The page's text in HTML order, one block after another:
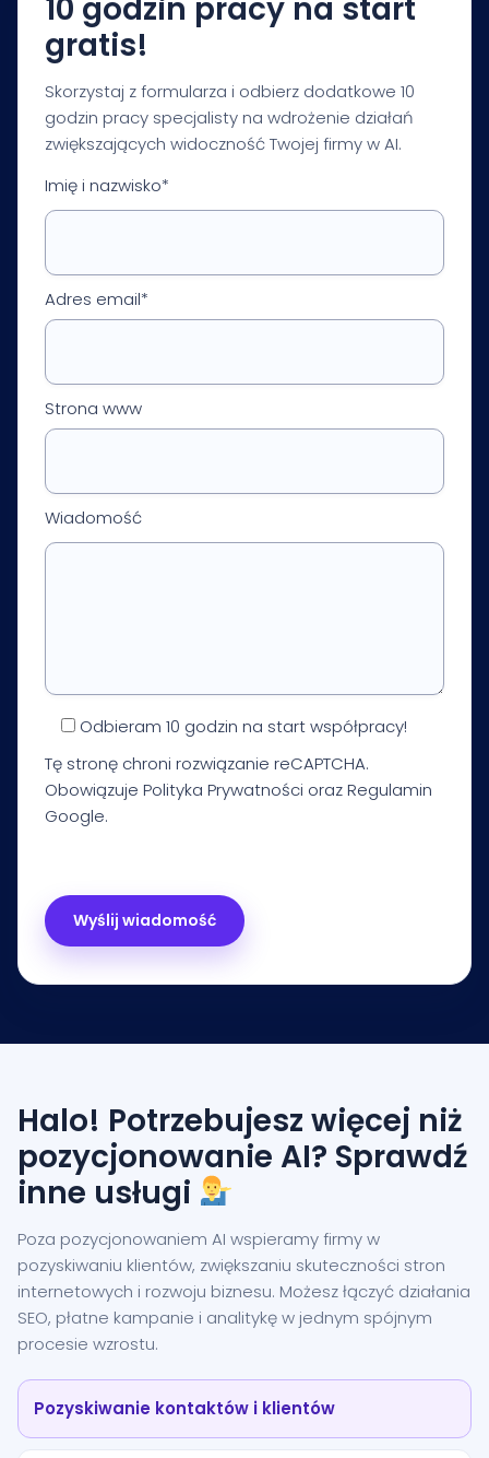
10 godzin pracy na start
gratis!
Skorzystaj z formularza i odbierz dodatkowe 10
godzin pracy specjalisty na wdrożenie działań
zwiększających widoczność Twojej firmy w AI.
Imię i nazwisko*
Adres email*
Strona www
Wiadomość
Odbieram 10 godzin na start współpracy!
Tę stronę chroni rozwiązanie reCAPTCHA.
Obowiązuje Polityka Prywatności orazRegulamin
Google.
Halo! Potrzebujesz więcej niż
pozycjonowanie AI? Sprawdź
inne usługi
Poza pozycjonowaniem AI wspieramy firmy w
pozyskiwaniu klientów, zwiększaniu skuteczności stron
internetowych i rozwoju biznesu. Możesz łączyć działania
SEO, płatne kampanie i analitykę w jednym spójnym
procesie wzrostu.
Pozyskiwanie kontaktów i klientów